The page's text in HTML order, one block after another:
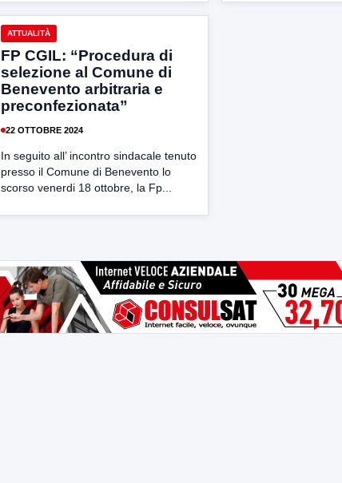
ATTUALITÀ
FP CGIL: “Procedura di
selezione al Comune di
Benevento arbitraria e
preconfezionata”
22 OTTOBRE 2024
In seguito all’ incontro sindacale tenuto
presso il Comune di Benevento lo
scorso venerdi 18 ottobre, la Fp...